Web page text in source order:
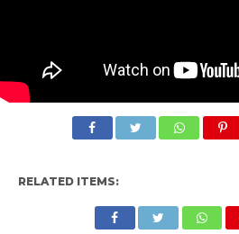
RELATED ITEMS: